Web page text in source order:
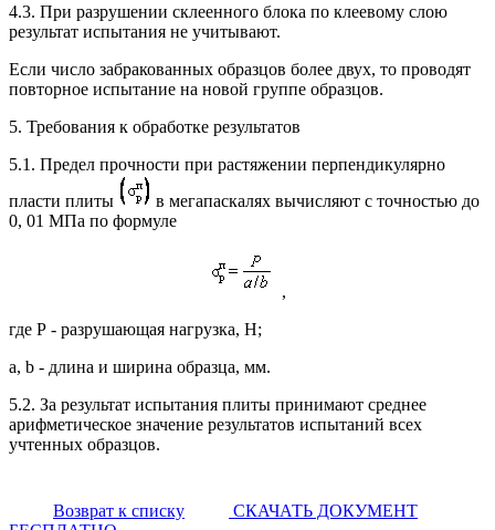
4.3. При разрушении склеенного блока по клеевому слою
результат испытания не учитывают.
Если число забракованных образцов более двух, то проводят
повторное испытание на новой группе образцов.
5. Требования к обработке результатов
5.1. Предел прочности при растяжении перпендикулярно
пласти плиты
в мегапаскалях вычисляют с точностью до
0, 01 МПа по формуле
,
где Р - разрушающая нагрузка, Н;
а, b - длина и ширина образца, мм.
5.2. За результат испытания плиты принимают среднее
арифметическое значение результатов испытаний всех
учтенных образцов.
Возврат к списку
СКАЧАТЬ ДОКУМЕНТ